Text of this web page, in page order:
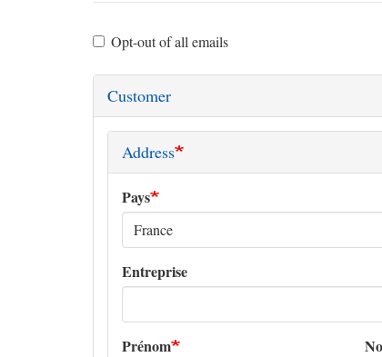
Opt-out of all emails
Customer
Address
Pays
Entreprise
Prénom